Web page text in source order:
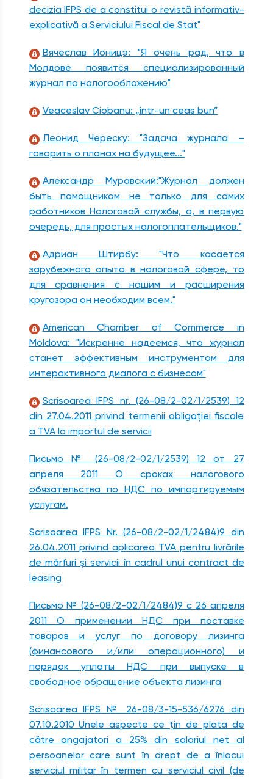
decizia IFPS de a constitui o revistă informativ-
explicativă a Serviciului Fiscal de Stat"
Вячеслав Ионицэ: "Я очень рад, что в
Молдове появится специализированный
журнал по налогообложению"
Veaceslav Ciobanu: „într-un ceas bun”
Леонид Череску: "Задача журнала –
говорить о планах на будущее..."
Александр Муравский:"Журнал должен
быть помощником не только для самих
работников Налоговой службы, а, в первую
очередь, для простых налогоплательщиков."
Адриан Штирбу: "Что касается
зарубежного опыта в налоговой сфере, то
для сравнения с нашим и расширения
кругозора он необходим всем."
American Chamber of Commerce in
Moldova: "Искренне надеемся, что журнал
станет эффективным инструментом для
интерактивного диалога с бизнесом"
Scrisoarea IFPS nr. (26-08/2-02/1/2539) 12
din 27.04.2011 privind termenii obligaţiei fiscale
a TVA la importul de servicii
Письмо № (26-08/2-02/1/2539) 12 от 27
aпреля 2011 О сроках налогового
обязательства по НДС по импортируемым
услугам.
Scrisoarea IFPS Nr. (26-08/2-02/1/2484)9 din
26.04.2011 privind aplicarea TVA pentru livrările
de mărfuri şi servicii în cadrul unui contract de
leasing
Письмо № (26-08/2-02/1/2484)9 с 26 апреля
2011 О применении НДС при поставке
товаров и услуг по договору лизинга
(финансового и/или операционного) и
порядок уплаты НДС при выпуске в
свободное обращение объекта лизинга
Scrisoarea IFPS № 26-08/3-15-536/6276 din
07.10.2010 Unele aspecte ce ţin de plata de
către angajatori a 25% din salariul net al
persoanelor care sunt în drept de a înlocui
serviciul militar în termen cu serviciul civil (de